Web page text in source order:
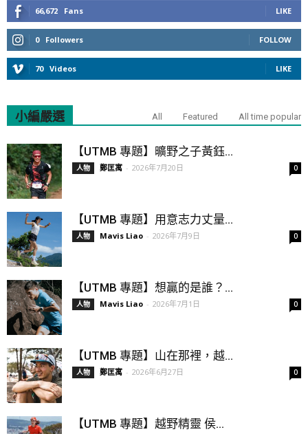
66,672 Fans LIKE
0 Followers FOLLOW
70 Videos LIKE
小編嚴選 All Featured All time popular
【UTMB 專題】曠野之子黃鈺...
人物 鄭匡寓 - 2026年7月20日 0
【UTMB 專題】用意志力丈量...
人物 Mavis Liao - 2026年7月9日 0
【UTMB 專題】想贏的是誰？...
人物 Mavis Liao - 2026年7月1日 0
【UTMB 專題】山在那裡，越...
人物 鄭匡寓 - 2026年6月27日 0
【UTMB 專題】越野精靈 侯...